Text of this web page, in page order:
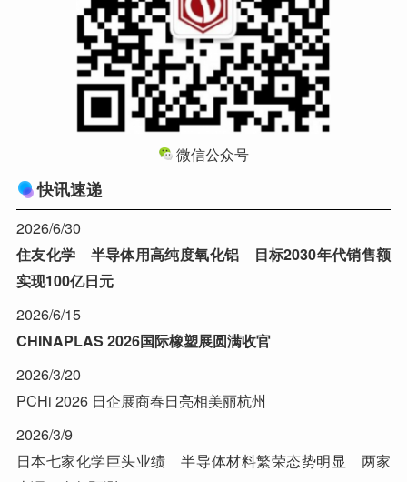
微信公众号
快讯速递
2026/6/30
住友化学 半导体用高纯度氧化铝 目标2030年代销售额
实现100亿日元
2026/6/15
CHINAPLAS 2026国际橡塑展圆满收官
2026/3/20
PCHi 2026 日企展商春日亮相美丽杭州
2026/3/9
日本七家化学巨头业绩 半导体材料繁荣态势明显 两家